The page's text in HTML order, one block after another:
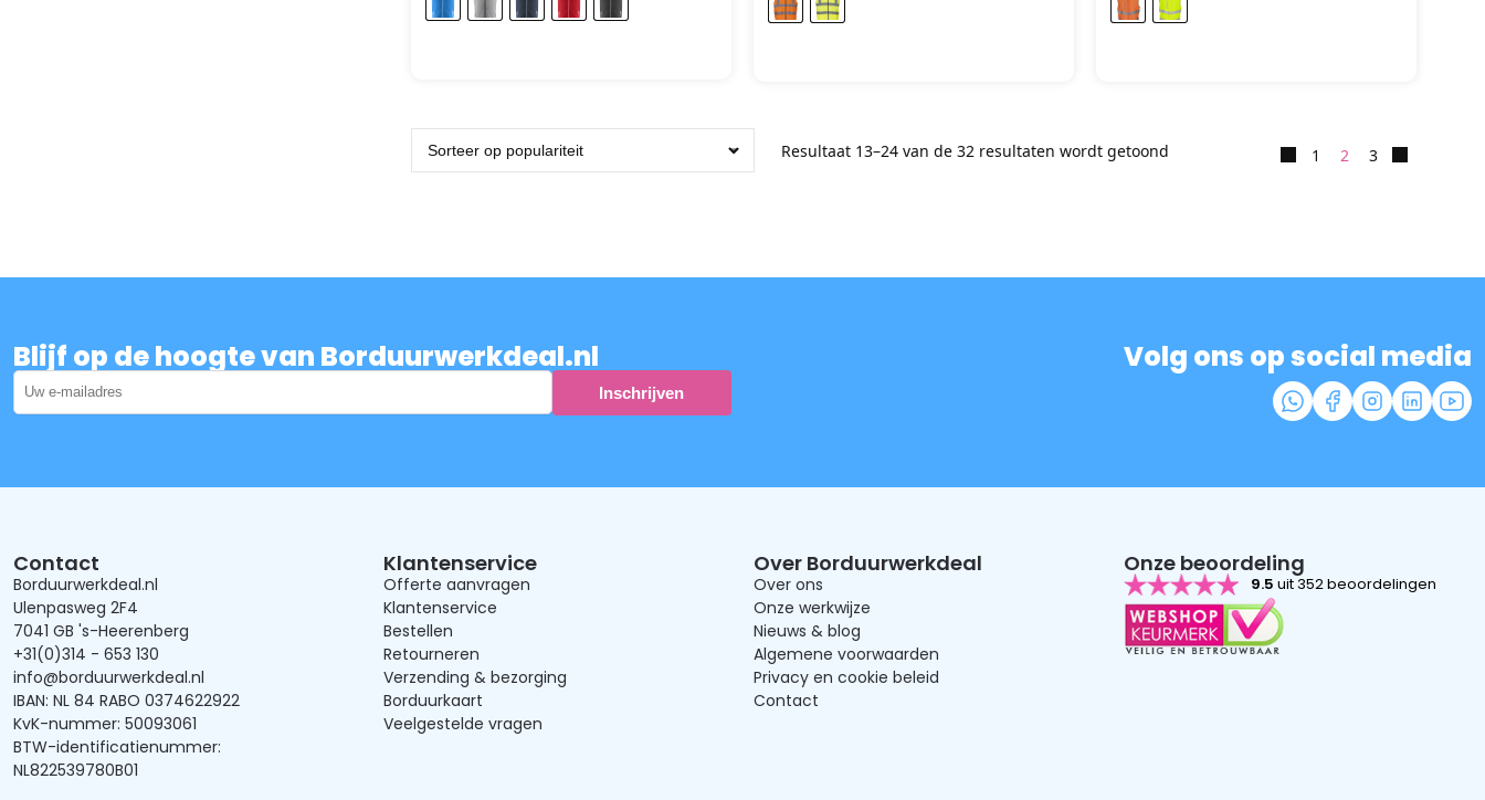
Resultaat 13–24 van de 32 resultaten wordt getoond 1 2 3
Blijf op de hoogte van Borduurwerkdeal.nl Volg ons op social media
Contact
Borduurwerkdeal.nl
Ulenpasweg 2F4
7041 GB 's-Heerenberg
+31(0)314 - 653 130
info@borduurwerkdeal.nl
IBAN: NL 84 RABO 0374622922
KvK-nummer: 50093061
BTW-identificatienummer:
NL822539780B01
Klantenservice
Offerte aanvragen
Klantenservice
Bestellen
Retourneren
Verzending & bezorging
Borduurkaart
Veelgestelde vragen
Over Borduurwerkdeal
Over ons
Onze werkwijze
Nieuws & blog
Algemene voorwaarden
Privacy en cookie beleid
Contact
Onze beoordeling
9.5 uit 352 beoordelingen